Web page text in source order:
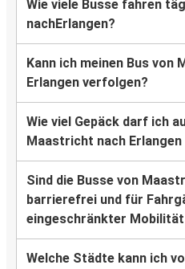
Wie viele Busse fahren
nachErlangen?
Kann ich meinen Bus von
Erlangen verfolgen?
Wie viel Gepäck darf ich
Maastricht nach
Sind die Busse von
barrierefrei und für
eingeschränkter
Welche Städte kann ich